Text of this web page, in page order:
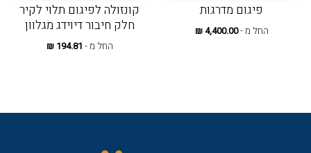
פיגום מדרגות
החל מ -4,400.00
₪
קונזולה לפיגום תלוי לקיר
חלק חיבור דיוידג מגלוון
החל מ - 194.81
₪